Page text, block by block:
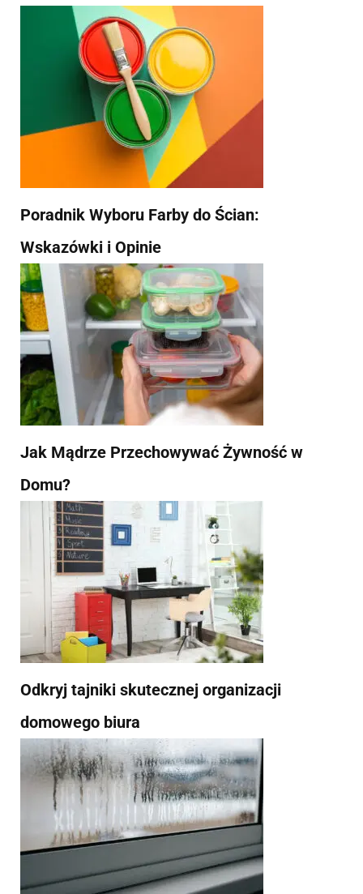
Poradnik Wyboru Farby do Ścian:
Wskazówki i Opinie
Jak Mądrze Przechowywać Żywność w
Domu?
Odkryj tajniki skutecznej organizacji
domowego biura